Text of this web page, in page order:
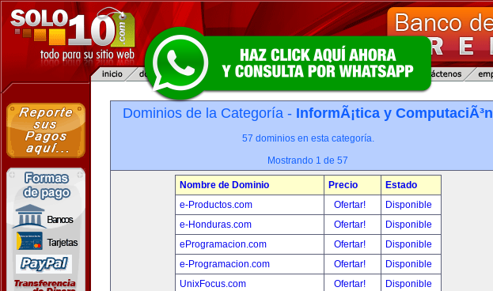
Dominios de la Categoría - InformÃ¡tica y ComputaciÃ³n
57 dominios en esta categoría.
Mostrando 1 de 57
Nombre de Dominio Precio
Estado
e-Productos.com
Ofertar!
Disponible
e-Honduras.com
Ofertar!
Disponible
eProgramacion.com
Ofertar!
Disponible
e-Programacion.com
Ofertar!
Disponible
UnixFocus.com
Ofertar!
Disponible